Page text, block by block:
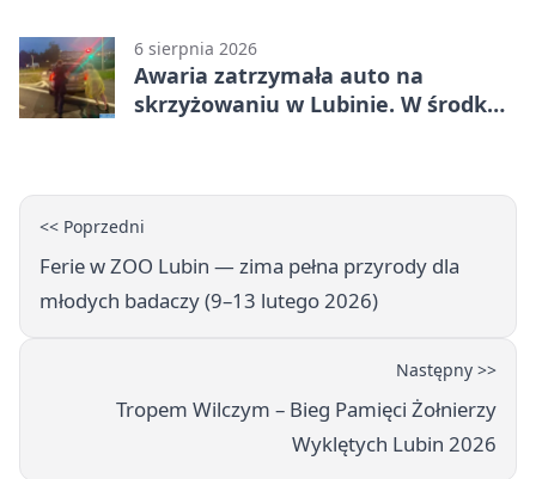
6 sierpnia 2026
Awaria zatrzymała auto na
skrzyżowaniu w Lubinie. W środku
<< Poprzedni
Ferie w ZOO Lubin — zima pełna przyrody dla
młodych badaczy (9–13 lutego 2026)
Następny >>
Tropem Wilczym – Bieg Pamięci Żołnierzy
Wyklętych Lubin 2026